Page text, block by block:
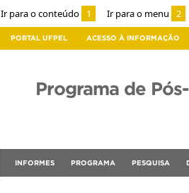
Ir para o conteúdo 1 Ir para o menu 2
PORTAL UFPEL ACESSO À INFORMAÇÃO
Programa de
INFORMES PROGRAMA PESQUISA